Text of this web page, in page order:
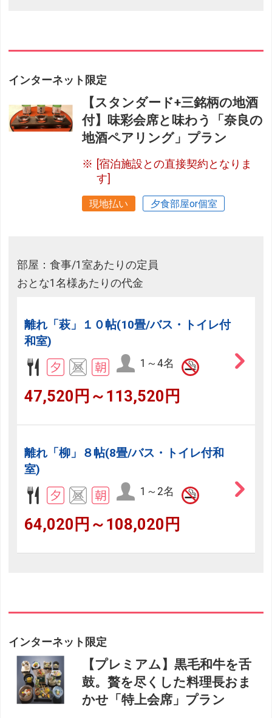
インターネット限定
【スタンダード+三銘柄の地酒
付】味彩会席と味わう「奈良の
地酒ペアリング」プラン
[宿泊施設との直接契約となりま
す]
現地払い 夕食部屋or個室
部屋：食事/1室あたりの定員
おとな1名様あたりの代金
離れ「萩」１０帖(10畳/バス・トイレ付
和室)
1～4名
47,520円～113,520円
離れ「柳」８帖(8畳/バス・トイレ付和
室)
1～2名
64,020円～108,020円
インターネット限定
【プレミアム】黒毛和牛を舌
鼓。贅を尽くした料理長おま
かせ「特上会席」プラン